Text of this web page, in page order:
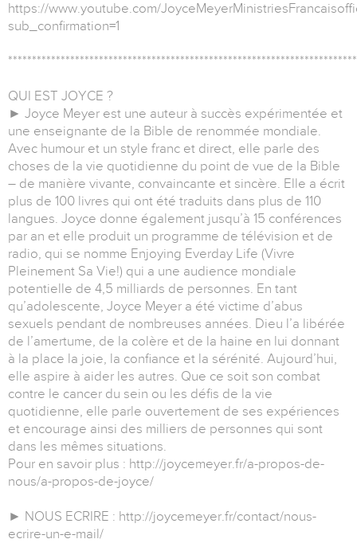
https://www.youtube.com/
sub_confirmation=1
QUI EST JOYCE ?
► Joyce Meyer est une auteur à succès expérimentée et
une enseignante de la Bible de renommée mondiale.
Avec humour et un style franc et direct, elle parle des
choses de la vie quotidienne du point de vue de la Bible
– de manière vivante, convaincante et sincère. Elle a écrit
plus de 100 livres qui ont été traduits dans plus de 110
langues. Joyce donne également jusqu’à 15 conférences
par an et elle produit un programme de télévision et de
radio, qui se nomme Enjoying Everday Life (Vivre
Pleinement Sa Vie!) qui a une audience mondiale
potentielle de 4,5 milliards de personnes. En tant
qu’adolescente, Joyce Meyer a été victime d’abus
sexuels pendant de nombreuses années. Dieu l’a libérée
de l’amertume, de la colère et de la haine en lui donnant
à la place la joie, la confiance et la sérénité. Aujourd’hui,
elle aspire à aider les autres. Que ce soit son combat
contre le cancer du sein ou les défis de la vie
quotidienne, elle parle ouvertement de ses expériences
et encourage ainsi des milliers de personnes qui sont
dans les mêmes situations.
Pour en savoir plus : http://joycemeyer.fr/a-propos-de-
nous/a-propos-de-joyce/
► NOUS ECRIRE : http://joycemeyer.fr/contact/nous-
ecrire-un-e-mail/